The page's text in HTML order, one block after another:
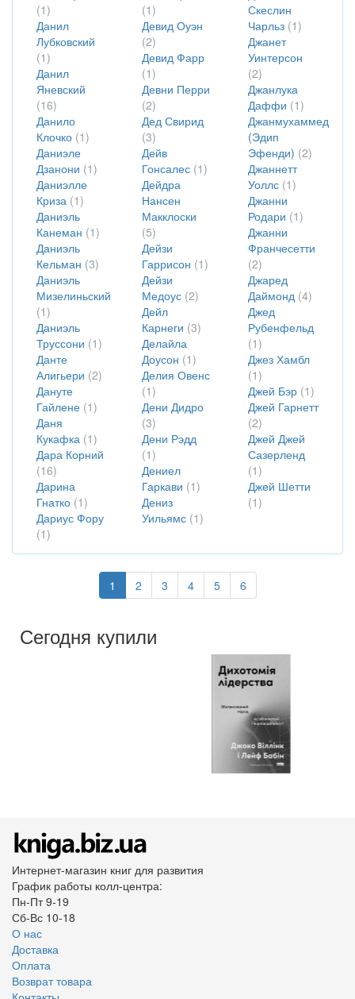
(1)
Данил
Лубковский
(1)
Данил
Яневский
(16)
Данило
Клочко (1)
Даниэле
Дзанони (1)
Даниэлле
Криза (1)
Даниэль
Канеман (1)
Даниэль
Кельман (3)
Даниэль
Мизелиньский
(1)
Даниэль
Труссони (1)
Данте
Алигьери (2)
Дануте
Гайлене (1)
Даня
Кукафка (1)
Дара Корний
(16)
Дарина
Гнатко (1)
Дариус Фору
(1)
(1)
Девид Оуэн
(2)
Девид Фарр
(1)
Девни Перри
(2)
Дед Свирид
(3)
Дейв
Гонсалес (1)
Дейдра
Нансен
Макклоски
(5)
Дейзи
Гаррисон (1)
Дейзи
Медоус (2)
Дейл
Карнеги (3)
Делайла
Доусон (1)
Делия Овенс
(1)
Дени Дидро
(3)
Дени Рэдд
(1)
Дениел
Гаркави (1)
Дениз
Уильямс (1)
Скеслин
Чарльз (1)
Джанет
Уинтерсон
(2)
Джанлука
Даффи (1)
Джанмухаммед
(Эдип
Эфенди) (2)
Джаннетт
Уоллс (1)
Джанни
Родари (1)
Джанни
Франчесетти
(2)
Джаред
Даймонд (4)
Джед
Рубенфельд
(1)
Джез Хамбл
(1)
Джей Бэр (1)
Джей Гарнетт
(2)
Джей Джей
Сазерленд
(1)
Джей Шетти
(1)
1 2 3 4 5 6
Сегодня купили
Интернет-магазин книг для развития
График работы колл-центра:
Пн-Пт 9-19
Сб-Вс 10-18
О нас
Доставка
Оплата
Возврат товара